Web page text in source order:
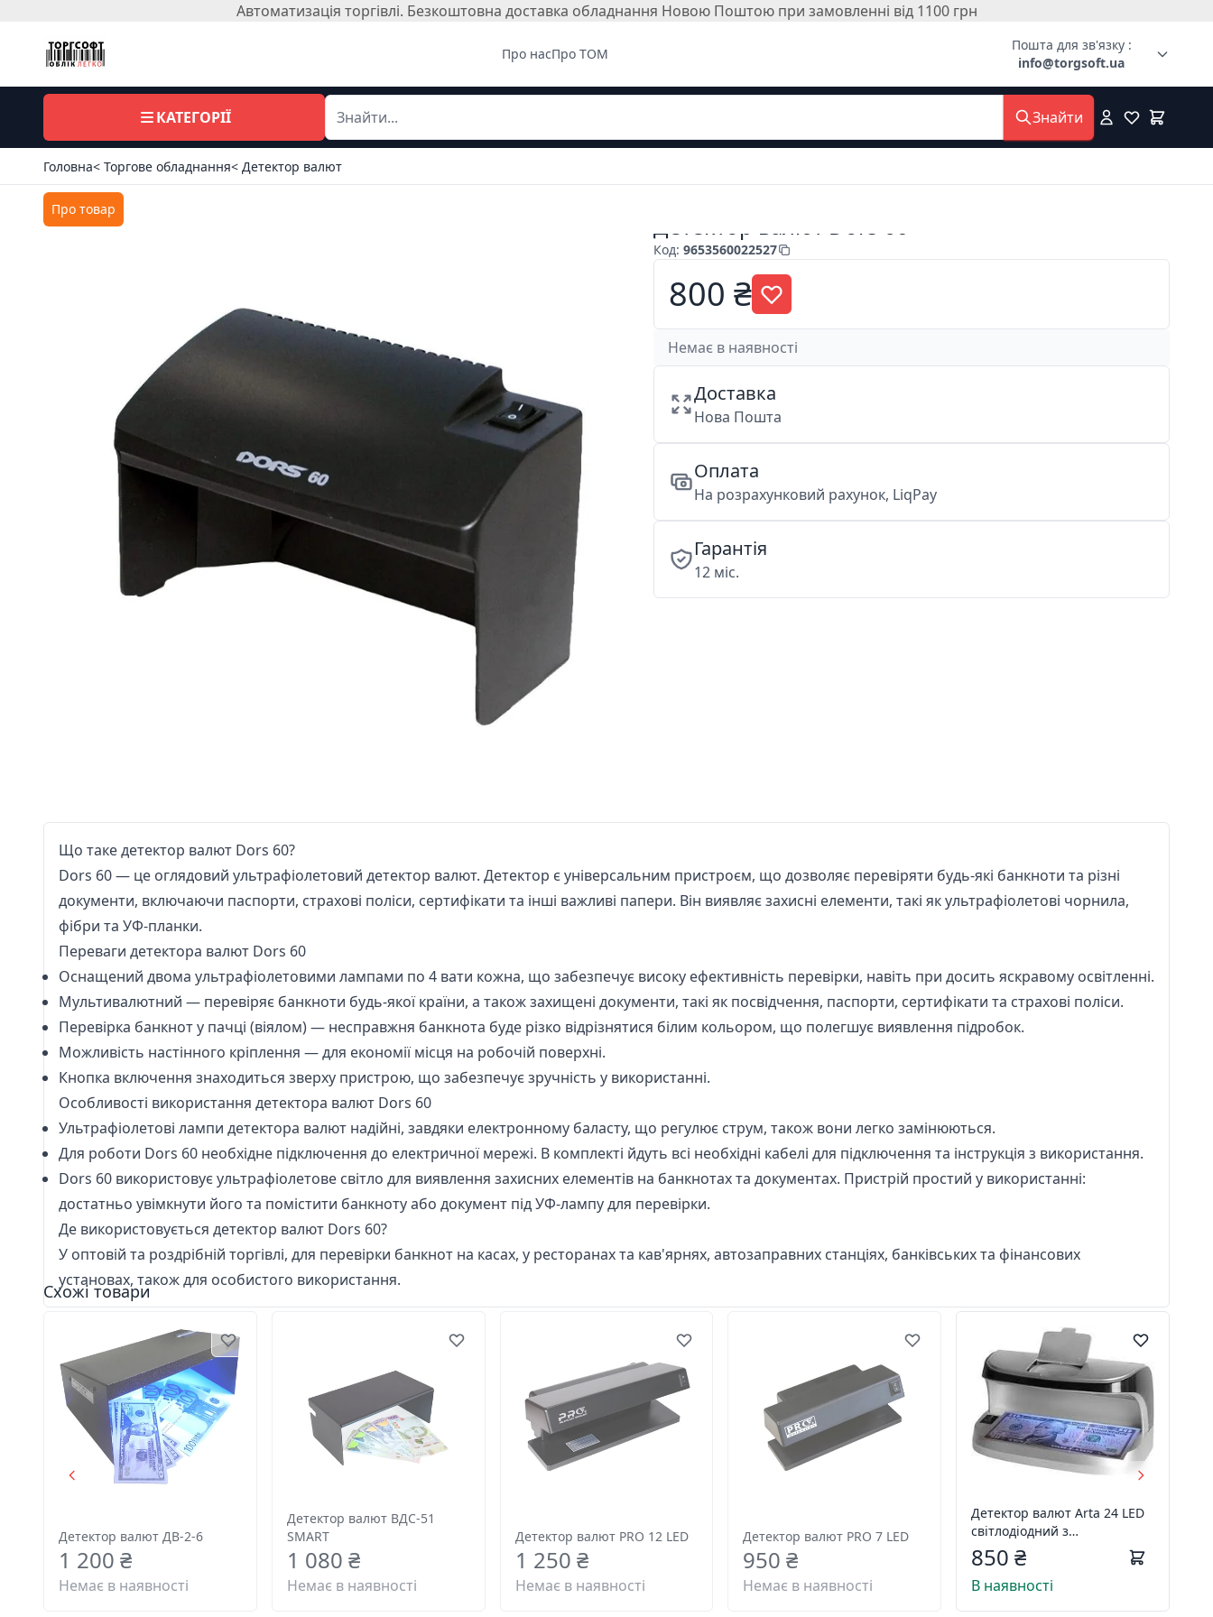
Автоматизація торгівлі. Безкоштовна доставка обладнання Новою Поштою при замовленні від 1100 грн
Про насПро ТОМ
Пошта для зв'язку :
info@torgsoft.ua
КАТЕГОРІЇ Знайти
Головна< Торгове обладнання< Детектор валют
Про товар
Детектор валют Dors 60
Код:9653560022527
800 ₴
Немає в наявності
Доставка
Нова Пошта
Оплата
На розрахунковий рахунок, LiqPay
Гарантія
12 міс.
Що таке детектор валют Dors 60?
Dors 60 — це оглядовий ультрафіолетовий детектор валют. Детектор є універсальним пристроєм, що дозволяє перевіряти будь-які банкноти та різні
документи, включаючи паспорти, страхові поліси, сертифікати та інші важливі папери. Він виявляє захисні елементи, такі як ультрафіолетові чорнила,
фібри та УФ-планки.
Переваги детектора валют Dors 60
Оснащений двома ультрафіолетовими лампами по 4 вати кожна, що забезпечує високу ефективність перевірки, навіть при досить яскравому освітленні.
Мультивалютний — перевіряє банкноти будь-якої країни, а також захищені документи, такі як посвідчення, паспорти, сертифікати та страхові поліси.
Перевірка банкнот у пачці (віялом) — несправжня банкнота буде різко відрізнятися білим кольором, що полегшує виявлення підробок.
Можливість настінного кріплення — для економії місця на робочій поверхні.
Кнопка включення знаходиться зверху пристрою, що забезпечує зручність у використанні.
Особливості використання детектора валют Dors 60
Ультрафіолетові лампи детектора валют надійні, завдяки електронному баласту, що регулює струм, також вони легко замінюються.
Для роботи Dors 60 необхідне підключення до електричної мережі. В комплекті йдуть всі необхідні кабелі для підключення та інструкція з використання.
Dors 60 використовує ультрафіолетове світло для виявлення захисних елементів на банкнотах та документах. Пристрій простий у використанні:
достатньо увімкнути його та помістити банкноту або документ під УФ-лампу для перевірки.
Де використовується детектор валют Dors 60?
У оптовій та роздрібній торгівлі, для перевірки банкнот на касах, у ресторанах та кав'ярнях, автозаправних станціях, банківських та фінансових
установах, також для особистого використання.
Схожі товари
Детектор валют ДВ-2-6
1 200 ₴
Немає в наявності
Детектор валют ВДС-51
SMART
1 080 ₴
Немає в наявності
Детектор валют PRO 12 LED
1 250 ₴
Немає в наявності
Детектор валют PRO 7 LED
950 ₴
Немає в наявності
Детектор валют Arta 24 LED
світлодіодний з
акумулятором
850 ₴
В наявності